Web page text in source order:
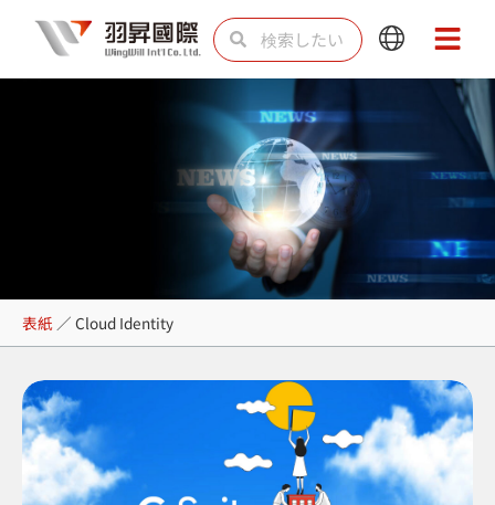
を
検
索 索
Main
Menu
Main
Menu
Cloud Identity
表紙 ／ Cloud Identity